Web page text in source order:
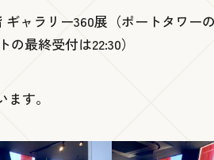
ャラリー360展（ポートタワー
の最終受付は22:30）
す。